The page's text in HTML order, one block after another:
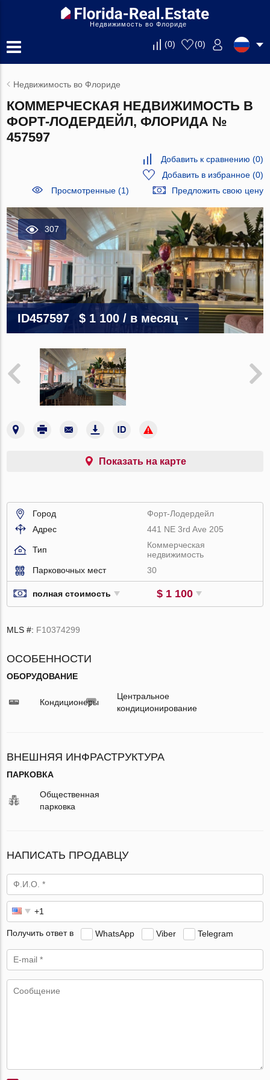
Недвижимость во Флориде
(0) (0)
Недвижимость во Флориде
КОММЕРЧЕСКАЯ НЕДВИЖИМОСТЬ В
ФОРТ-ЛОДЕРДЕЙЛ, ФЛОРИДА №
457597
Добавить к сравнению (0)
Добавить в избранное(0)
Просмотренные (1)
Предложить свою цену
307
ID457597 $ 1 100/ в месяц
Показать на карте
Город
Форт-Лодердейл
Адрес
441 NE 3rd Ave 205
Тип
Коммерческая
недвижимость
Парковочных мест
30
полная стоимость $ 1 100
MLS #: F10374299
ОСОБЕННОСТИ
ОБОРУДОВАНИЕ
Кондиционеры
Центральное
кондиционирование
ВНЕШНЯЯ ИНФРАСТРУКТУРА
ПАРКОВКА
Общественная
парковка
НАПИСАТЬ ПРОДАВЦУ
Получить ответ в WhatsApp Viber Telegram